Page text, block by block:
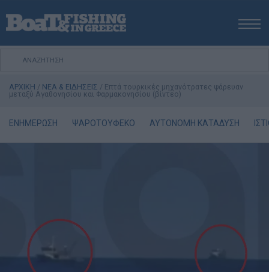
ΑΡΧΙΚΗ
ΕΚΔΟΣΕΙΣ
ΨΑΡΕΜΑ ΑΠΟ ΣΚΑΦΟΣ
ΘΕΣΣΑΛΟΝΙΚΗ BOAT & FISHING SHOW 2025
BOAT & FISHING SHOW 2025
ΑΡΧΙΚΗ / ΝΕΑ & ΕΙΔΗΣΕΙΣ / Επτά τουρκικές μηχανότρατες ψάρευαν
μεταξύ Αγαθονησίου και Φαρμακονησίου (βίντεο)
ΕΝΗΜΕΡΩΣΗ ΨΑΡΟΤΟΥΦΕΚΟ ΑΥΤΟΝΟΜΗ ΚΑΤΑΔΥΣΗ